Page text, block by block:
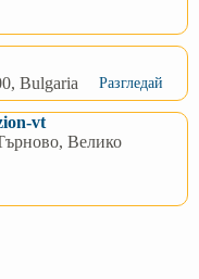
Bulgaria Разгледай
vt
Велико